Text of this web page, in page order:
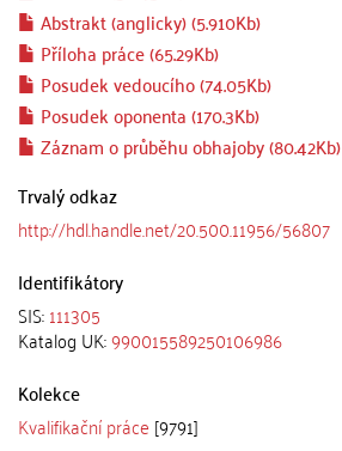
Abstrakt (anglicky) (5.910Kb)
Příloha práce (65.29Kb)
Posudek vedoucího (74.05Kb)
Posudek oponenta (170.3Kb)
Záznam o průběhu obhajoby (80.42Kb)
Trvalý odkaz
http://hdl.handle.net/20.500.11956/56807
Identifikátory
SIS:111305
Katalog UK:990015589250106986
Kolekce
Kvalifikační práce [9791]